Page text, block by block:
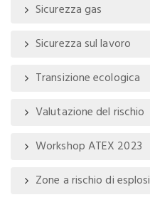
Sicurezza gas
Sicurezza sul lavoro
Transizione ecologica
Valutazione del rischio
Workshop ATEX 2023
Zone a rischio di